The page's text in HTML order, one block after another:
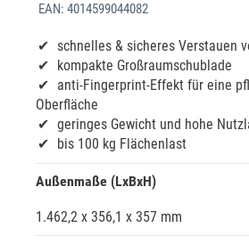
EAN: 4014599044082
schnelles & sicheres Verstauen
kompakte Großraumschublade
anti-Fingerprint-Effekt für eine
Oberfläche
geringes Gewicht und hohe
bis 100 kg Flächenlast
Außenmaße (LxBxH)
1.462,2 x 356,1 x 357 mm